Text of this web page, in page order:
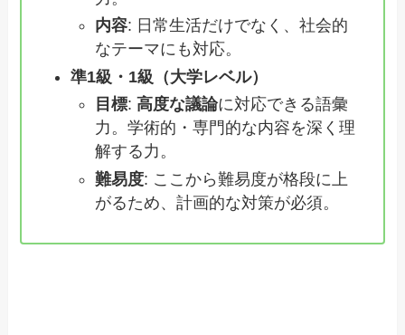
内容: 日常生活だけでなく、社会的
なテーマにも対応。
準1級・1級（大学レベル）
目標:高度な議論に対応できる語彙
力。学術的・専門的な内容を深く理
解する力。
難易度: ここから難易度が格段に上
がるため、計画的な対策が必須。